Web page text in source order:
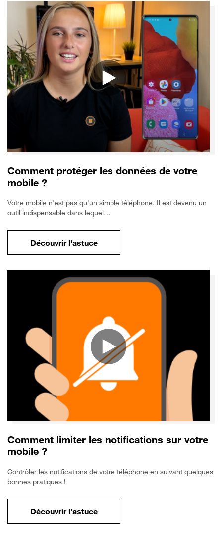
Comment protéger les données de votre
mobile ?
Votre mobile n'est pas qu'un simple téléphone. Il est devenu un
outil indispensable dans lequel…
Découvrir l'astucepour Comment protéger les données de
Comment limiter les notifications sur votre
mobile ?
Contrôler les notifications de votre téléphone en suivant quelques
bonnes pratiques !
Découvrir l'astucepour Comment limiter les notifications